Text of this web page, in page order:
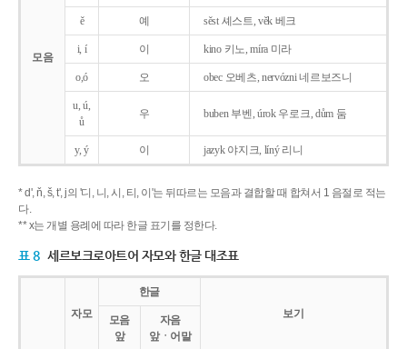
모음
ě 예 sěst 셰스트, věk 베크
i, í 이 kino 키노, míra 미라
o,ó 오 obec 오베츠, nervózni 네르보즈니
u, ú,
ů
우 buben 부벤, úrok 우로크, dům 둠
y, ý 이 jazyk야지크, líný 리니
* d', ň, š, t', j의 '디, 니, 시, 티, 이'는 뒤따르는 모음과 결합할 때 합쳐서 1 음절로 적는
다.
** x는 개별 용례에 따라 한글 표기를 정한다.
표 8 세르보크로아트어 자모와 한글 대조표
자모
한글
보기
모음
앞
자음
앞ㆍ어말